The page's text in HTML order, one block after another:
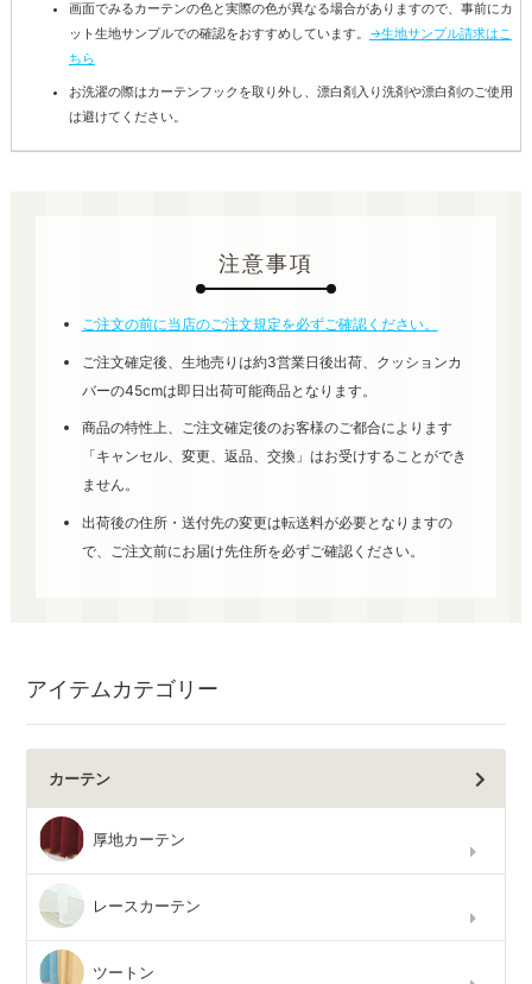
画面でみるカーテンの色と実際の色が異なる場合がありますので、事前にカ
ット生地サンプルでの確認をおすすめしています。 →生地サンプル請求はこ
ちら
お洗濯の際はカーテンフックを取り外し、漂白剤入り洗剤や漂白剤のご使用
は避けてください。
注意事項
ご注文の前に当店のご注文規定を必ずご確認ください。
ご注文確定後、生地売りは約3営業日後出荷、クッションカ
バーの45cmは即日出荷可能商品となります。
商品の特性上、ご注文確定後のお客様のご都合によります
「キャンセル、変更、返品、交換」はお受けすることができ
ません。
出荷後の住所・送付先の変更は転送料が必要となりますの
で、ご注文前にお届け先住所を必ずご確認ください。
アイテムカテゴリー
カーテン
厚地カーテン
レースカーテン
ツートン